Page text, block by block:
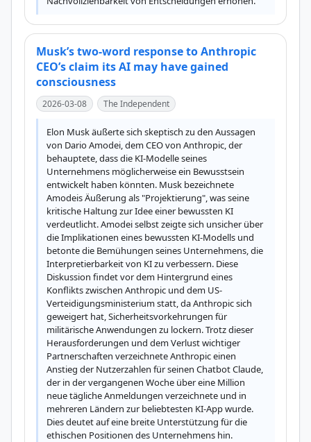
Musk’s two-word response to Anthropic
CEO’s claim its AI may have gained
consciousness
2026-03-08 The Independent
Elon Musk äußerte sich skeptisch zu den Aussagen
von Dario Amodei, dem CEO von Anthropic, der
behauptete, dass die KI-Modelle seines
Unternehmens möglicherweise ein Bewusstsein
entwickelt haben könnten. Musk bezeichnete
Amodeis Äußerung als "Projektierung", was seine
kritische Haltung zur Idee einer bewussten KI
verdeutlicht. Amodei selbst zeigte sich unsicher über
die Implikationen eines bewussten KI-Modells und
betonte die Bemühungen seines Unternehmens, die
Interpretierbarkeit von KI zu verbessern. Diese
Diskussion findet vor dem Hintergrund eines
Konflikts zwischen Anthropic und dem US-
Verteidigungsministerium statt, da Anthropic sich
geweigert hat, Sicherheitsvorkehrungen für
militärische Anwendungen zu lockern. Trotz dieser
Herausforderungen und dem Verlust wichtiger
Partnerschaften verzeichnete Anthropic einen
Anstieg der Nutzerzahlen für seinen Chatbot Claude,
der in der vergangenen Woche über eine Million
neue tägliche Anmeldungen verzeichnete und in
mehreren Ländern zur beliebtesten KI-App wurde.
Dies deutet auf eine breite Unterstützung für die
ethischen Positionen des Unternehmens hin.